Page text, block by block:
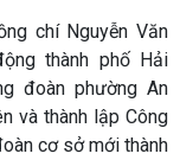
chí Nguyễn Văn
thành phố Hải
đoàn phường An
và thành lập Công
cơ sở mới thành